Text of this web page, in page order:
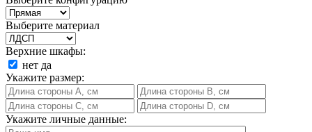
Выберите материал
Верхние шкафы:
нет да
Укажите размер:
Укажите личные данные: